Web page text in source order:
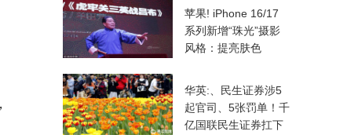
苹果! iPhone 16/17
系列新增“珠光”摄影
风格：提亮肤色
华英:、民生证券涉5
起官司、5张罚单！千
亿国联民生证券扛下